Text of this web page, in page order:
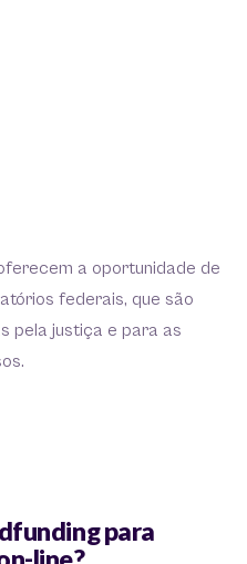
a oportunidade de
federais, que são
pela justiça e para as
para